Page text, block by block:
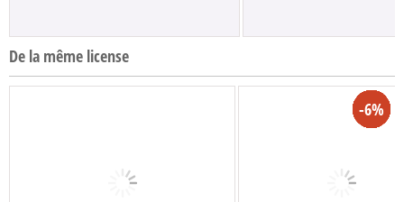
De la même license
-12%
-4%
-4%
-7%
-12%
-8%
-8%
-8%
-12%
-12%
-8%
-2%
-2%
-15%
-4%
-6%